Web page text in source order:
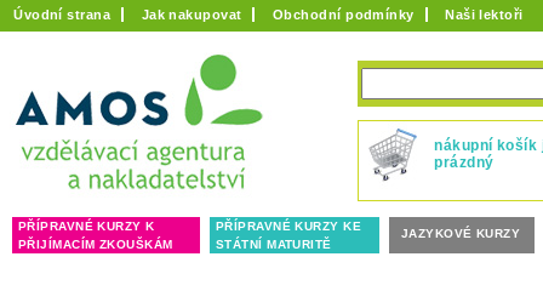
Úvodní strana Jak nakupovat Obchodní podmínky Naši lektoři
nákupní košík
prázdný
PŘÍPRAVNÉ KURZY K
PŘIJÍMACÍM ZKOUŠKÁM
PŘÍPRAVNÉ KURZY KE
STÁTNÍ MATURITĚ
JAZYKOVÉ KURZY